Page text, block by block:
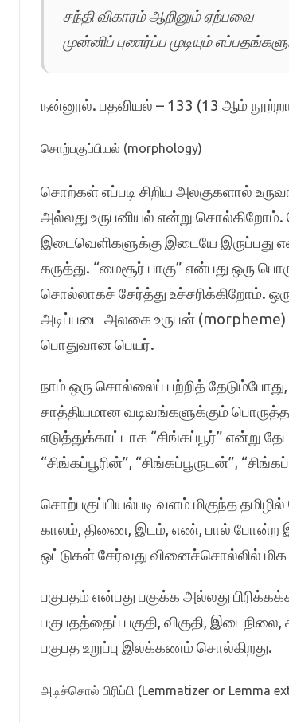
சந்தி விகாரம் ஆறினும் ஏற்பவை
முன்னிப் புணர்ப்ப முடியும்
நன்னூல். பதவியல் – 133 (13 ஆம்
சொற்பகுப்பியல் (morphology)
சொற்கள் எப்படி சிறிய அலகுகளால்
அல்லது உருபனியல் என்று
இடைவெளிகளுக்கு இடையே
கருத்து. “மைசூர் பாகு” என்பது ஒரு
சொல்லாகச் சேர்த்து உச்சரிக்கிறோம்.
அடிப்படை அலகை உருபன்
பொதுவான பெயர்.
நாம் ஒரு சொல்லைப் பற்றித்
சாத்தியமான வடிவங்களுக்கும்
எடுத்துக்காட்டாக “சிங்கப்பூர்” என்று
“சிங்கப்பூரின்”, “சிங்கப்பூருடன்”,
சொற்பகுப்பியல்படி வளம் மிகுந்த
காலம், திணை, இடம், எண், பால் போன்ற
ஒட்டுகள் சேர்வது வினைச்சொல்லில்
பகுபதம் என்பது பகுக்க அல்லது
பகுபதத்தைப் பகுதி, விகுதி,
பகுபத உறுப்பு இலக்கணம் சொல்கிறது.
அடிச்சொல் பிரிப்பி (Lemmatizer or Lemma